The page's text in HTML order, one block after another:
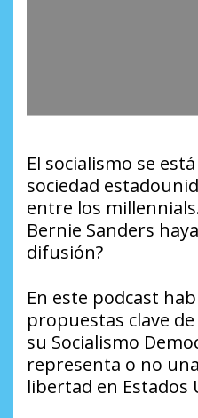
El socialismo se
sociedad
entre los
Bernie Sanders
difusión?
En este podcast
propuestas clave
su Socialismo
representa o no
libertad en Estados